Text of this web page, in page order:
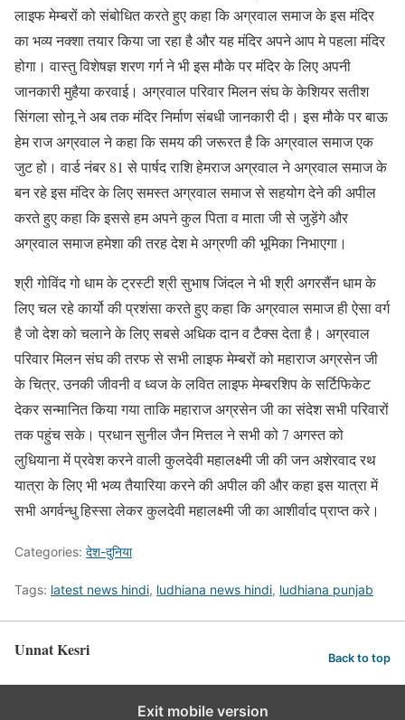
लाइफ मेम्बरों को संबोधित करते हुए कहा कि अग्रवाल समाज के इस मंदिर
का भव्य नक्शा तयार किया जा रहा है और यह मंदिर अपने आप मे पहला मंदिर
होगा। वास्तु विशेषज्ञ शरण गर्ग ने भी इस मौके पर मंदिर के लिए अपनी
जानकारी मुहैया करवाई। अग्रवाल परिवार मिलन संघ के केशियर सतीश
सिंगला सोनू ने अब तक मंदिर निर्माण संबधी जानकारी दी। इस मौके पर बाऊ
हेम राज अग्रवाल ने कहा कि समय की जरूरत है कि अग्रवाल समाज एक
जुट हो। वार्ड नंबर 81 से पार्षद राशि हेमराज अग्रवाल ने अग्रवाल समाज के
बन रहे इस मंदिर के लिए समस्त अग्रवाल समाज से सहयोग देने की अपील
करते हुए कहा कि इससे हम अपने कुल पिता व माता जी से जुड़ेंगे और
अग्रवाल समाज हमेशा की तरह देश मे अग्रणी की भूमिका निभाएगा।
श्री गोविंद गो धाम के ट्रस्टी श्री सुभाष जिंदल ने भी श्री अगरसैंन धाम के
लिए चल रहे कार्यो की प्रशंसा करते हुए कहा कि अग्रवाल समाज ही ऐसा वर्ग
है जो देश को चलाने के लिए सबसे अधिक दान व टैक्स देता है। अग्रवाल
परिवार मिलन संघ की तरफ से सभी लाइफ मेम्बरों को महाराज अग्रसेन जी
के चित्र, उनकी जीवनी व ध्वज के लवित लाइफ मेम्बरशिप के सर्टिफिकेट
देकर सन्मानित किया गया ताकि महाराज अग्रसेन जी का संदेश सभी परिवारों
तक पहुंच सके। प्रधान सुनील जैन मित्तल ने सभी को 7 अगस्त को
लुधियाना में प्रवेश करने वाली कुलदेवी महालक्ष्मी जी की जन अशेरवाद रथ
यात्रा के लिए भी भव्य तैयारिया करने की अपील की और कहा इस यात्रा में
सभी अगर्वन्धु हिस्सा लेकर कुलदेवी महालक्ष्मी जी का आशीर्वाद प्राप्त करे।
Categories: देश-दुनिया
Tags: latest news hindi, ludhiana news hindi, ludhiana punjab
Unnat Kesri Back to top
Exit mobile version